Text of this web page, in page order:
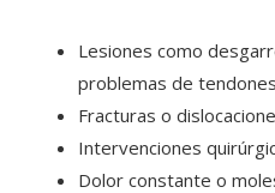
Lesiones como
problemas de tendones
Fracturas o
Intervenciones
Dolor constante o